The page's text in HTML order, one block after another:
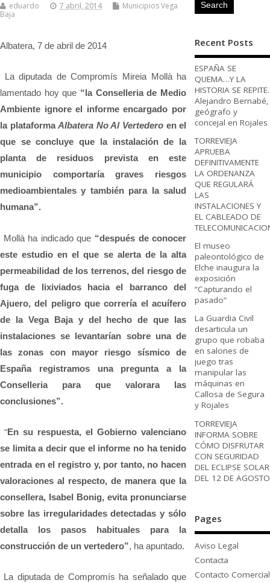
eduardo 7 abril, 2014
Municipios Vega
Baja
Albatera, 7 de abril de 2014
La diputada de Compromís Mireia Mollà ha
lamentado hoy que “la Conselleria de Medio
Ambiente ignore el informe encargado por
la plataformaAlbatera No Al Vertedero en el
que se concluye que la instalación de la
planta de residuos prevista en este
municipio comportaría graves riesgos
medioambientales y también para la salud
humana”.
Mollà ha indicado que “después de conocer
este estudio en el que se alerta de la alta
permeabilidad de los terrenos, del riesgo de
fuga de lixiviados hacia el barranco del
Ajuero, del peligro que correría el acuífero
de la Vega Baja y del hecho de que las
instalaciones se levantarían sobre una de
las zonas con mayor riesgo sísmico de
España registramos una pregunta a la
Conselleria para que valorara las
conclusiones”.
“En su respuesta, el Gobierno valenciano
se limita a decir que el informe no ha tenido
entrada en el registro y, por tanto, no hacen
valoraciones al respecto, de manera que la
consellera, Isabel Bonig, evita pronunciarse
sobre las irregularidades detectadas y sólo
detalla los pasos habituales para la
construcción de un vertedero”, ha apuntado.
La diputada de Compromís ha señalado que
Recent Posts
ESPAÑA SE
QUEMA…Y LA
HISTORIA SE REPITE.
Alejandro Bernabé,
geógrafo y
concejal en Rojales
TORREVIEJA
APRUEBA
DEFINITIVAMENTE
LA ORDENANZA
QUE REGULARÁ
LAS
INSTALACIONES Y
EL CABLEADO DE
El museo
paleontológico de
Elche inaugura la
exposición
“Capturando el
pasado”
La Guardia Civil
desarticula un
grupo que robaba
en salones de
juego tras
manipular las
máquinas en
Callosa de Segura
y Rojales
TORREVIEJA
INFORMA SOBRE
CÓMO DISFRUTAR
CON SEGURIDAD
DEL ECLIPSE SOLAR
DEL 12 DE AGOSTO
Pages
Aviso Legal
Contacta
Contacto Comercial